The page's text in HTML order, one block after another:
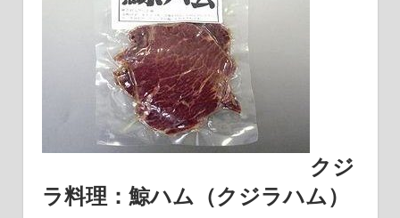
クジ
ラ料理：鯨ハム（クジラハム）